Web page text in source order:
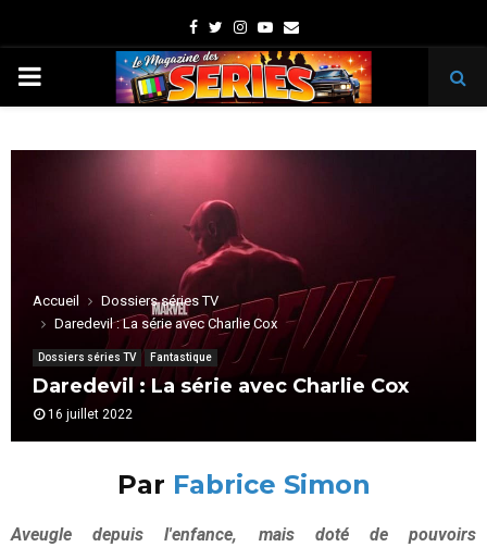
Facebook
TwitterInstagram
Youtube
Email
PRIMARY
Accueil
Dossiers séries TV
Daredevil : La série avec Charlie Cox
Dossiers séries TV Fantastique
Daredevil : La série avec Charlie Cox
16 juillet 2022
Par Fabrice Simon
Aveugle depuis l'enfance, mais doté de pouvoirs